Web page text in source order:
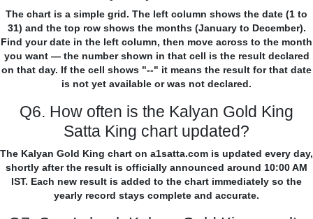
The chart is a simple grid. The left column shows the date (1 to
31) and the top row shows the months (January to December).
Find your date in the left column, then move across to the month
you want — the number shown in that cell is the result declared
on that day. If the cell shows "--" it means the result for that date
is not yet available or was not declared.
Q6. How often is the Kalyan Gold King
Satta King chart updated?
The Kalyan Gold King chart on a1satta.com is updated every day,
shortly after the result is officially announced around 10:00 AM
IST. Each new result is added to the chart immediately so the
yearly record stays complete and accurate.